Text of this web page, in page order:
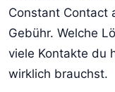
Constant Contact
Gebühr. Welche
viele Kontakte du
wirklich brauchst.